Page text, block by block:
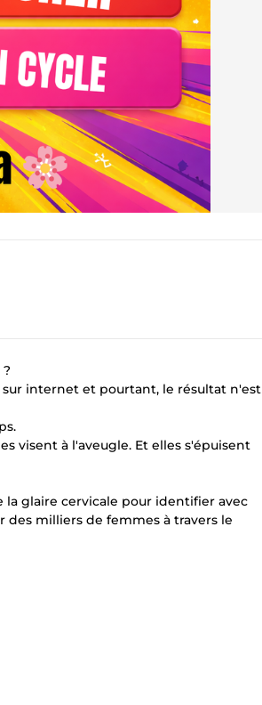
sur internet et pourtant, le résultat n'est
visent à l'aveugle. Et elles s'épuisent
glaire cervicale pour identifier avec
milliers de femmes à travers le